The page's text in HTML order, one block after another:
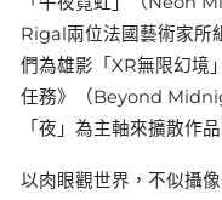
Rigal兩位法國藝術家所
們為雄影「XR無限幻
任務》（Beyond
「夜」為主軸來擴散作
以肉眼觀世界，不似攝